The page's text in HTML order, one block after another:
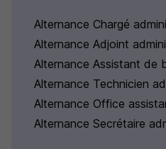
Alternance Chargé
Alternance Adjoint
Alternance Assistant de
Alternance Technicien
Alternance Office
Alternance Secrétaire